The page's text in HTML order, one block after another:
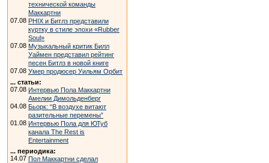
технической команды
Маккартни
07.08 PHIX и Битлз представили
куртку в стиле эпохи «Rubber
Soul»
07.08 Музыкальный критик Билл
Уаймен представил рейтинг
песен Битлз в новой книге
07.08 Умер продюсер Уильям Орбит
... статьи:
07.08 Интервью Пола Маккартни
Амелии Димольденберг
04.08 Бьорк: “В воздухе витают
разительные перемены”
01.08 Интервью Пола для ЮТуб
канала The Rest is
Entertainment
... периодика:
14.07 Пол Маккартни сделал